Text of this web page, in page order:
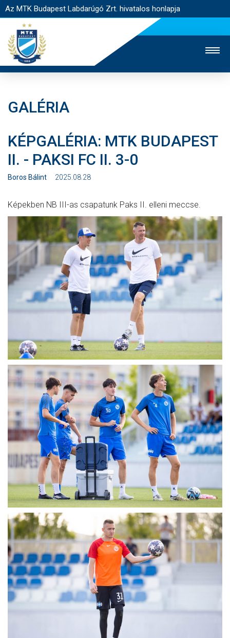
Az MTK Budapest Labdarúgó Zrt. hivatalos honlapja
JEGYÉRTÉKESÍTÉS
WEBSHOP
STADION
EGYESÜLET
KAPCSOLAT
HÍREK
CSAPATOK
MÉRKŐZÉSEK
KLUB
GALÉRIA
SZURKOLÓI ÉLMÉNYEK
AKKREDITÁCIÓ
GALÉRIA
KÉPGALÉRIA: MTK BUDAPEST
II. - PAKSI FC II. 3-0
Boros Bálint 2025.08.28
Képekben NB III-as csapatunk Paks II. elleni meccse.